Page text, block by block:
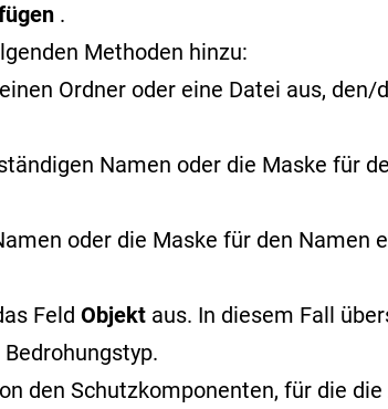
.
Methoden hinzu:
Ordner oder eine Datei aus,
Namen oder die Maske für
oder die Maske für den Namen
Feld Objekt aus. In diesem Fall
den Schutzkomponenten, für die